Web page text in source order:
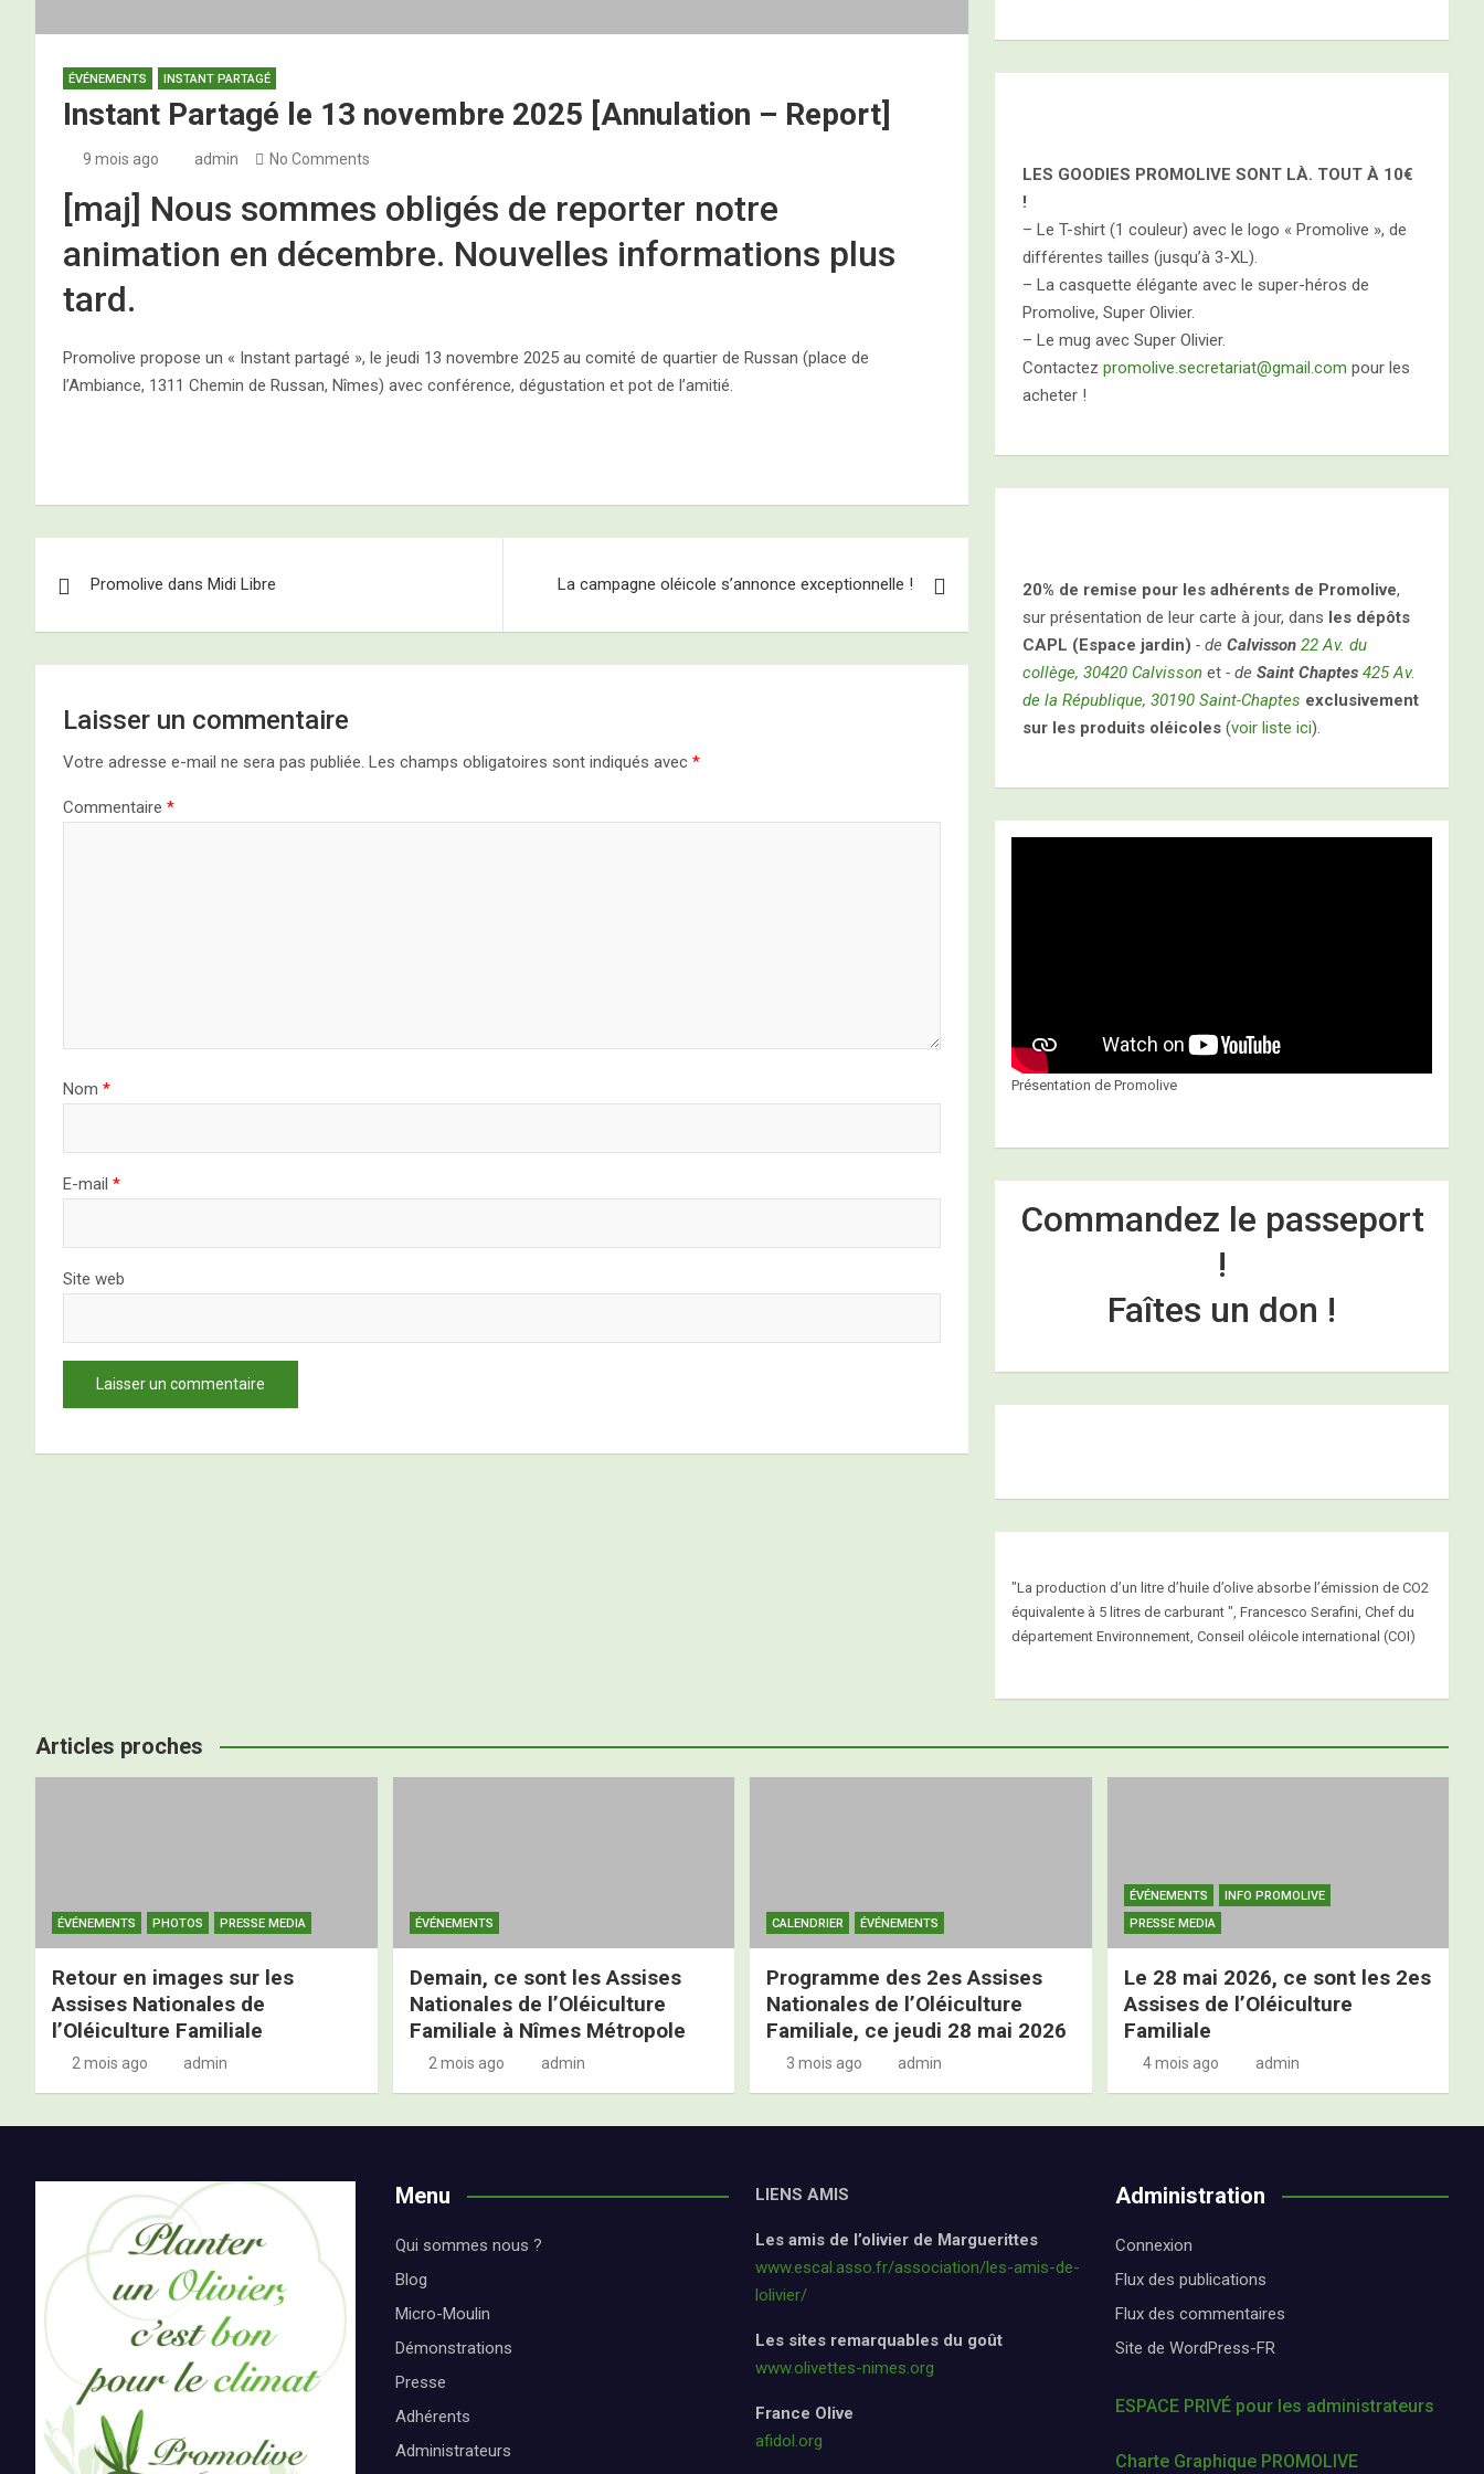
ÉVÉNEMENTS INSTANT PARTAGÉ
Instant Partagé le 13 novembre 2025 [Annulation – Report]
9 mois ago admin No Comments
[maj] Nous sommes obligés de reporter notre
animation en décembre. Nouvelles informations plus
tard.
Promolive propose un « Instant partagé », le jeudi 13 novembre 2025 au comité de quartier de Russan (place de
l’Ambiance, 1311 Chemin de Russan, Nîmes) avec conférence, dégustation et pot de l’amitié.
de
Promolive dans Midi Libre La campagne oléicole s’annonce exceptionnelle !
Laisser un commentaire
Votre adresse e-mail ne sera pas publiée. Les champs obligatoires sont indiqués avec *
Commentaire *
Nom *
E-mail *
Site web
LES GOODIES PROMOLIVE SONT LÀ. TOUT À 10€
!
– Le T-shirt (1 couleur) avec le logo « Promolive », de
différentes tailles (jusqu’à 3-XL).
– La casquette élégante avec le super-héros de
Promolive, Super Olivier.
– Le mug avec Super Olivier.
Contactezpromolive.secretariat@gmail.com pour les
acheter !
20% de remise pour les adhérents de Promolive,
sur présentation de leur carte à jour, dans les dépôts
CAPL (Espace jardin) - deCalvisson 22 Av. du
collège, 30420 Calvissonet- deSaint Chaptes 425 Av.
de la République, 30190 Saint-Chaptes exclusivement
sur les produits oléicoles(voir liste ici).
Présentation de Promolive
Commandez le passeport
!
Faîtes un don !
"La production d’un litre d’huile d’olive absorbe l’émission de CO2
équivalente à 5 litres de carburant ", Francesco Serafini, Chef du
département Environnement, Conseil oléicole international (COI)
Articles proches
ÉVÉNEMENTS PHOTOS PRESSE MEDIA
Retour en images sur les
Assises Nationales de
l’Oléiculture Familiale
2 mois ago admin
ÉVÉNEMENTS
Demain, ce sont les Assises
Nationales de l’Oléiculture
Familiale à Nîmes Métropole
2 mois ago admin
CALENDRIER ÉVÉNEMENTS
Programme des 2es Assises
Nationales de l’Oléiculture
Familiale, ce jeudi 28 mai 2026
3 mois ago admin
ÉVÉNEMENTS
INFO PROMOLIVE
PRESSE MEDIA
Le 28 mai 2026, ce sont les 2es
Assises de l’Oléiculture
Familiale
4 mois ago admin
Menu
Qui sommes nous ?
Blog
Micro-Moulin
Démonstrations
Presse
Adhérents
Administrateurs
LIENS AMIS
Les amis de l’olivier de Marguerittes
www.escal.asso.fr/association/les-amis-de-
lolivier/
Les sites remarquables du goût
www.olivettes-nimes.org
France Olive
afidol.org
Administration
Connexion
Flux des publications
Flux des commentaires
Site de WordPress-FR
ESPACE PRIVÉ pour les administrateurs
Charte Graphique PROMOLIVE